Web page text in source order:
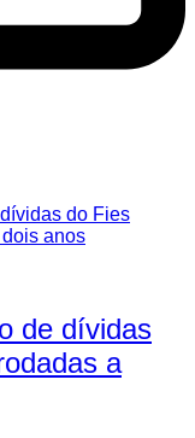
de dívidas
a